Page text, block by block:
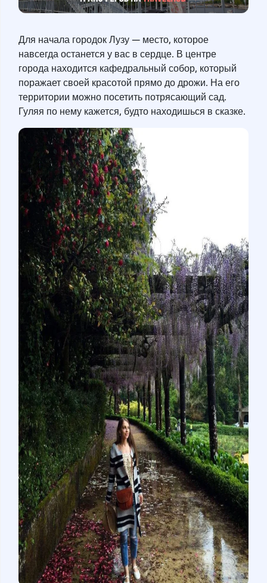
Для начала городок Лузу — место, которое
навсегда останется у вас в сердце. В центре
города находится кафедральный собор, который
поражает своей красотой прямо до дрожи. На его
территории можно посетить потрясающий сад.
Гуляя по нему кажется, будто находишься в сказке.